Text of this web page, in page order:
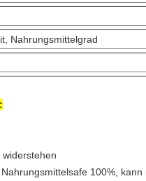
Nahrungsmittelgrad
100%,